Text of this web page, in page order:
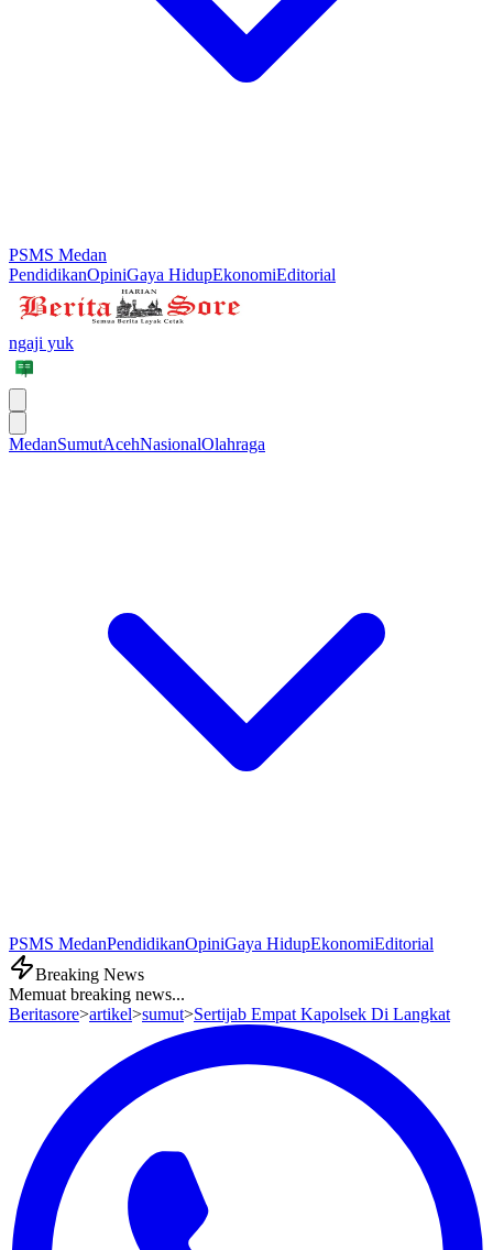
PSMS Medan
PendidikanOpiniGaya HidupEkonomiEditorial
ngaji yuk
MedanSumutAcehNasionalOlahraga
PSMS MedanPendidikanOpiniGaya HidupEkonomiEditorial
Breaking News
Memuat breaking news...
Beritasore>artikel>sumut>Sertijab Empat Kapolsek Di Langkat